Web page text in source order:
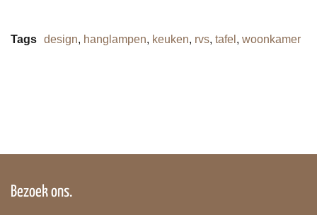
Tags design, hanglampen, keuken, rvs, tafel , woonkamer
Bezoek ons.